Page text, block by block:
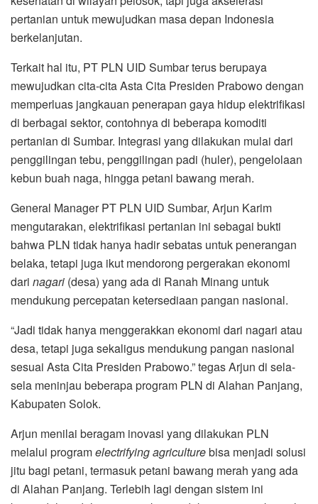
pertanian untuk mewujudkan masa depan Indonesia
berkelanjutan.
Terkait hal itu, PT PLN UID Sumbar terus berupaya
mewujudkan cita-cita Asta Cita Presiden Prabowo dengan
memperluas jangkauan penerapan gaya hidup elektrifikasi
di berbagai sektor, contohnya di beberapa komoditi
pertanian di Sumbar. Integrasi yang dilakukan mulai dari
penggilingan tebu, penggilingan padi (huler), pengelolaan
kebun buah naga, hingga petani bawang merah.
General Manager PT PLN UID Sumbar, Arjun Karim
mengutarakan, elektrifikasi pertanian ini sebagai bukti
bahwa PLN tidak hanya hadir sebatas untuk penerangan
belaka, tetapi juga ikut mendorong pergerakan ekonomi
dari nagari (desa) yang ada di Ranah Minang untuk
mendukung percepatan ketersediaan pangan nasional.
“Jadi tidak hanya menggerakkan ekonomi dari nagari atau
desa, tetapi juga sekaligus mendukung pangan nasional
sesuai Asta Cita Presiden Prabowo.” tegas Arjun di sela-
sela meninjau beberapa program PLN di Alahan Panjang,
Kabupaten Solok.
Arjun menilai beragam inovasi yang dilakukan PLN
melalui programelectrifying agriculturebisa menjadi solusi
jitu bagi petani, termasuk petani bawang merah yang ada
di Alahan Panjang. Terlebih lagi dengan sistem ini